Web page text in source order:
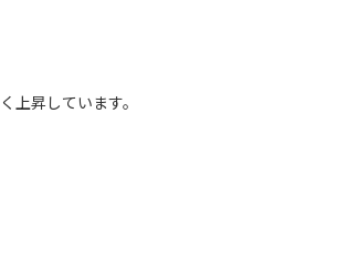
上昇しています。